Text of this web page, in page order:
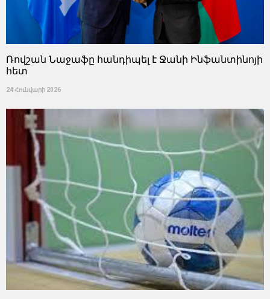
Ռովշան Նաջաֆը հանդիպել է Ջանի Ինֆանտինոյի
հետ
24 Հունվարի 2026